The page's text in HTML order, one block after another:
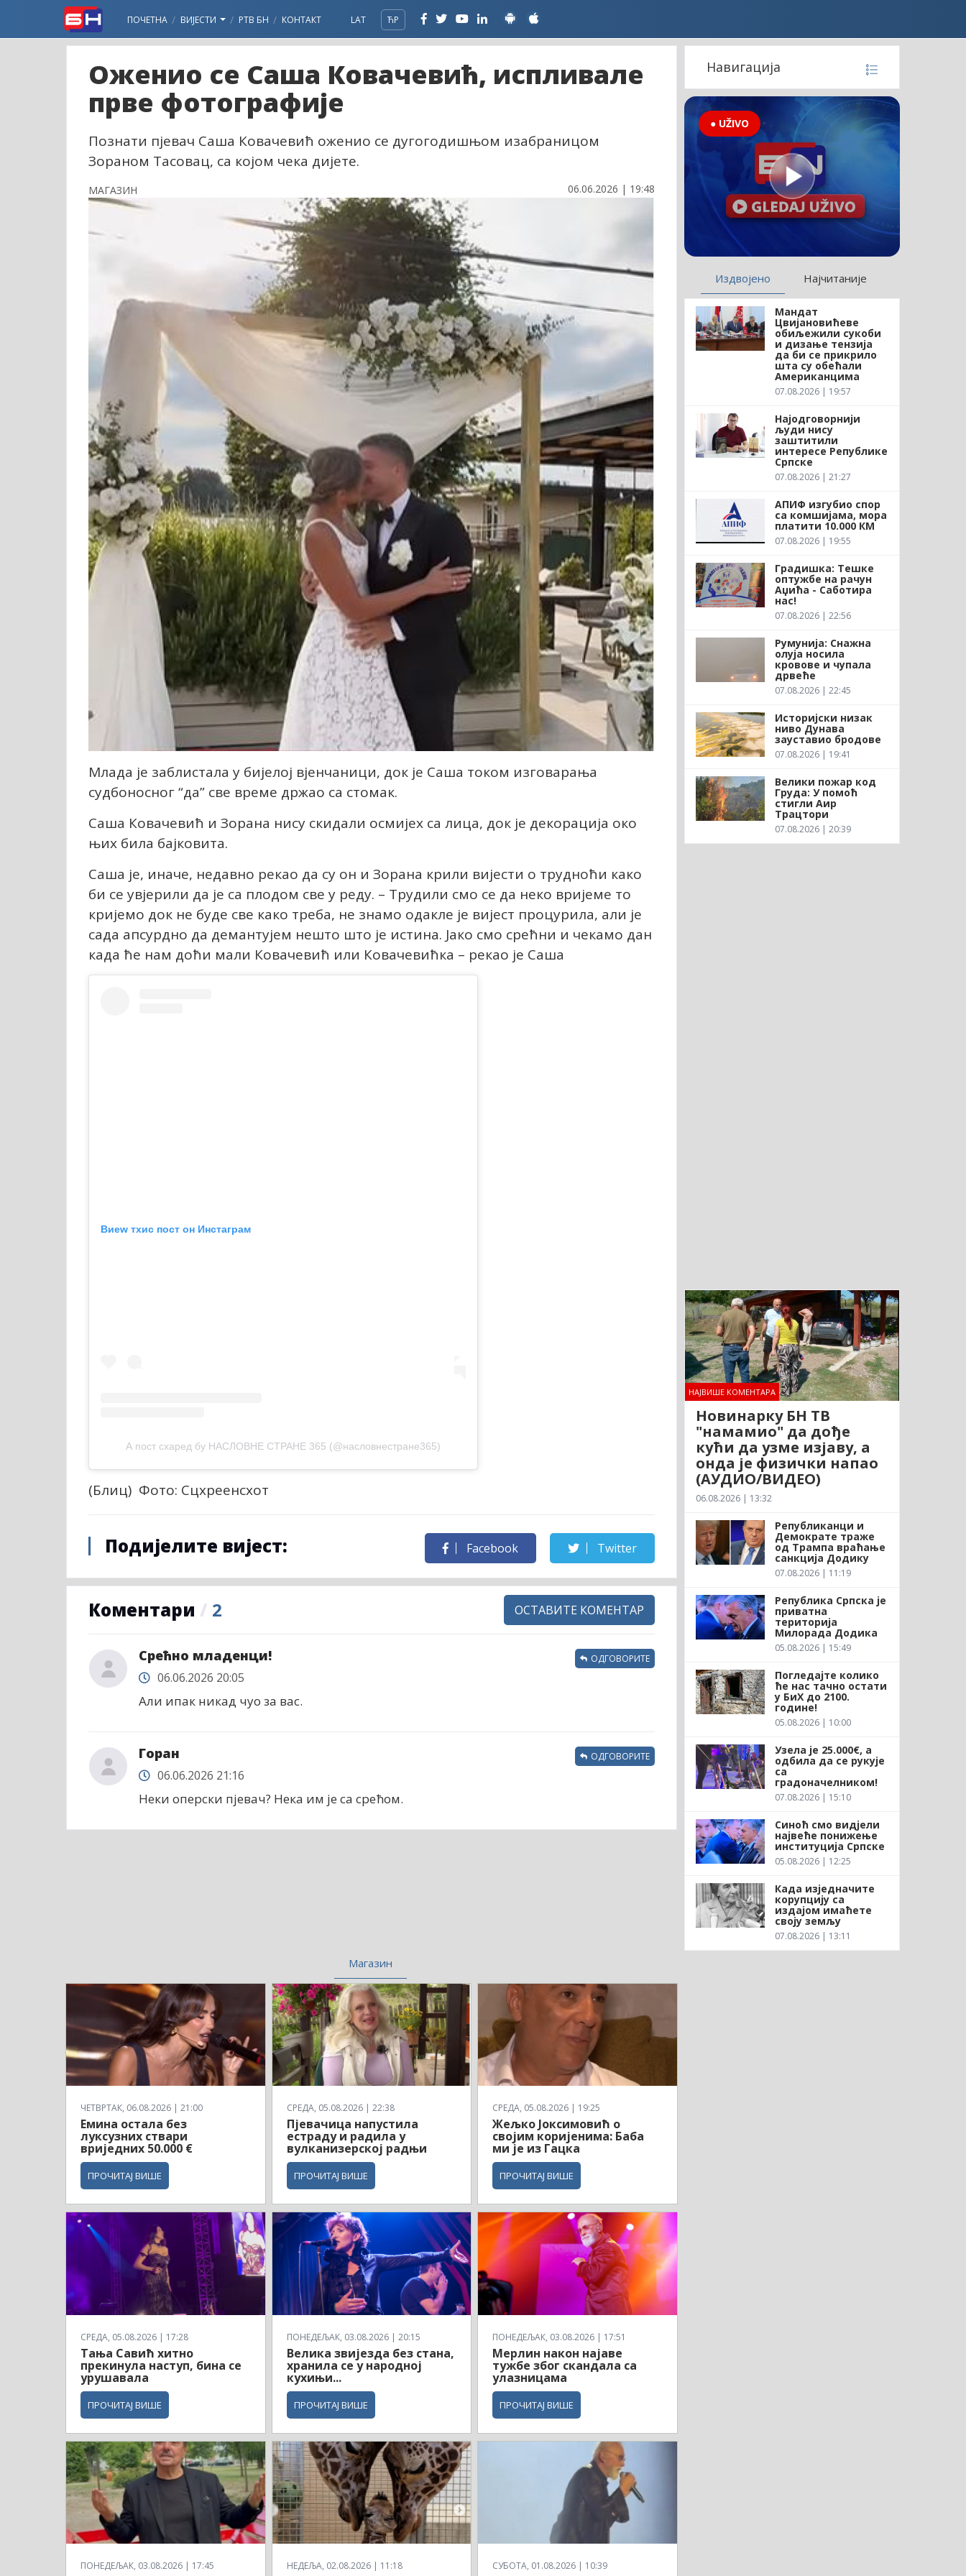
ПОЧЕТНА ВИЈЕСТИ РТВ БН КОНТАКТ LAT ЋР
Оженио се Саша Ковачевић, испливале
прве фотографије
Познати пјевач Саша Ковачевић оженио се дугогодишњом изабраницом
Зораном Тасовац, са којом чека дијете.
МАГАЗИН 06.06.2026 | 19:48
Млада је заблистала у бијелој вјенчаници, док је Саша током изговарања
судбоносног “да” све време држао са стомак.
Саша Ковачевић и Зорана нису скидали осмијех са лица, док је декорација око
њих била бајковита.
Саша је, иначе, недавно рекао да су он и Зорана крили вијести о трудноћи како
би се увјерили да је са плодом све у реду. – Трудили смо се да неко вријеме то
кријемо док не буде све како треба, не знамо одакле је вијест процурила, али је
сада апсурдно да демантујем нешто што је истина. Јако смо срећни и чекамо дан
када ће нам доћи мали Ковачевић или Ковачевићка – рекао је Саша
Виеw тхис пост он Инстаграм
А пост схаред бy НАСЛОВНЕ СТРАНЕ 365 (@насловнестране365)
(Блиц) Фото: Сцхреенсхот
Подијелите вијест: Facebook Twitter
Коментари / 2 ОСТАВИТЕ КОМЕНТАР
Срећно младенци!
06.06.2026 20:05
Али ипак никад чуо за вас.
ОДГОВОРИТЕ
Горан
06.06.2026 21:16
Неки оперски пјевач? Нека им је са срећом.
ОДГОВОРИТЕ
Магазин
ЧЕТВРТАК, 06.08.2026 | 21:00
Емина остала без
луксузних ствари
вриједних 50.000 €
ПРОЧИТАЈ ВИШЕ
СРЕДА, 05.08.2026 | 22:38
Пјевачица напустила
естраду и радила у
вулканизерској радњи
ПРОЧИТАЈ ВИШЕ
СРЕДА, 05.08.2026 | 19:25
Жељко Јоксимовић о
својим коријенима: Баба
ми је из Гацка
ПРОЧИТАЈ ВИШЕ
СРЕДА, 05.08.2026 | 17:28
Тања Савић хитно
прекинула наступ, бина се
урушавала
ПРОЧИТАЈ ВИШЕ
ПОНЕДЕЉАК, 03.08.2026 | 20:15
Велика звијезда без стана,
хранила се у народној
кухињи...
ПРОЧИТАЈ ВИШЕ
ПОНЕДЕЉАК, 03.08.2026 | 17:51
Мерлин након најаве
тужбе због скандала са
улазницама
ПРОЧИТАЈ ВИШЕ
ПОНЕДЕЉАК, 03.08.2026 | 17:45 НЕДЕЉА, 02.08.2026 | 11:18 СУБОТА, 01.08.2026 | 10:39
Навигација
● UŽIVO
Издвојено Најчитаније
Мандат
Цвијановићеве
обиљежили сукоби
и дизање тензија
да би се прикрило
шта су обећали
Американцима
07.08.2026 | 19:57
Најодговорнији
људи нису
заштитили
интересе Републике
Српске
07.08.2026 | 21:27
АПИФ изгубио спор
са комшијама, мора
платити 10.000 КМ
07.08.2026 | 19:55
Градишка: Тешке
оптужбе на рачун
Аџића - Саботира
нас!
07.08.2026 | 22:56
Румунија: Снажна
олуја носила
кровове и чупала
дрвеће
07.08.2026 | 22:45
Историјски низак
ниво Дунава
зауставио бродове
07.08.2026 | 19:41
Велики пожар код
Груда: У помоћ
стигли Аир
Трацтори
07.08.2026 | 20:39
НАЈВИШЕ КОМЕНТАРА
Новинарку БН ТВ
"намамио" да дође
кући да узме изјаву, а
онда је физички напао
(АУДИО/ВИДЕО)
06.08.2026 | 13:32
Републиканци и
Демократе траже
од Трампа враћање
санкција Додику
07.08.2026 | 11:19
Република Српска је
приватна
територија
Милорада Додика
05.08.2026 | 15:49
Погледајте колико
ће нас тачно остати
у БиХ до 2100.
године!
05.08.2026 | 10:00
Узела је 25.000€, а
одбила да се рукује
са
градоначелником!
07.08.2026 | 15:10
Синоћ смо видјели
највеће понижење
институција Српске
05.08.2026 | 12:25
Када изједначите
корупцију са
издајом имаћете
своју земљу
07.08.2026 | 13:11